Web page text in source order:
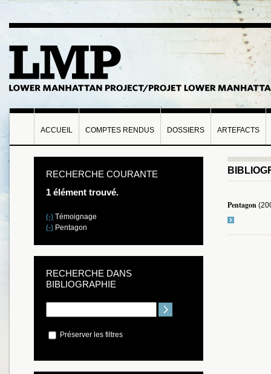
ACCUEIL COMPTES RENDUS DOSSIERS ARTEFACTS
Pentagon
RECHERCHE COURANTE
1 élément trouvé.
(-) Témoignage
(-) Pentagon
RECHERCHE DANS
BIBLIOGRAPHIE
Préserver les filtres